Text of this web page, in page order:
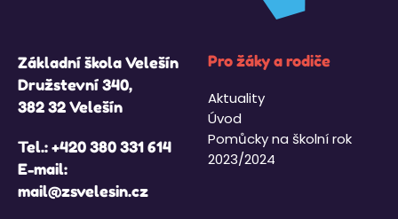
Základní škola Velešín
Družstevní 340,
382 32 Velešín
Tel.:+420 380 331 614
E-mail:
mail@zsvelesin.cz
Pro žáky a rodiče
Aktuality
Úvod
Pomůcky na školní rok
2023/2024